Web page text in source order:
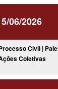
06/2026
Civil |
Coletivas